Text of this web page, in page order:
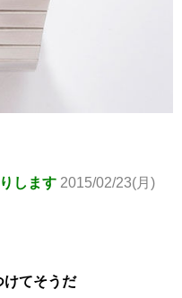
します 2015/02/23(月)
けてそうだ